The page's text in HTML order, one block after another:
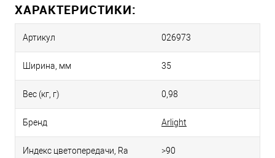
ХАРАКТЕРИСТИКИ:
Артикул 026973
Ширина, мм 35
Вес (кг, г) 0,98
Бренд Arlight
Индекс цветопередачи, Ra >90